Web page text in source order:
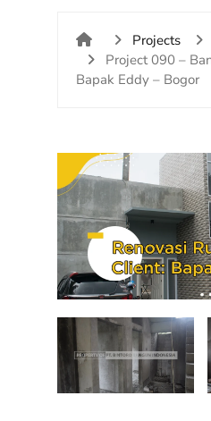
Projects
Project 090 –
Bapak Eddy – Bogor